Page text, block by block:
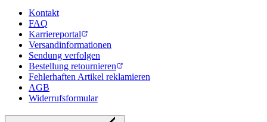
Kontakt
FAQ
Karriereportal
Versandinformationen
Sendung verfolgen
Bestellung retournieren
Fehlerhaften Artikel reklamieren
AGB
Widerrufsformular